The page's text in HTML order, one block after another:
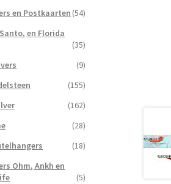
en Postkaarten (54)
en Florida
(35)
(9)
(155)
(162)
(28)
(18)
Ohm, Ankh en
(5)